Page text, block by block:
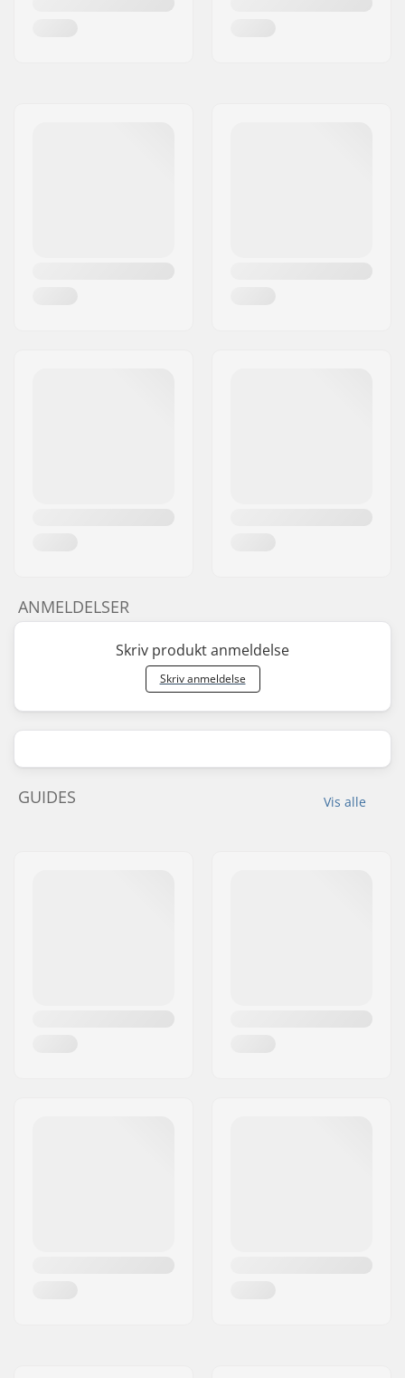
ANMELDELSER
Skriv produkt anmeldelse
Skriv anmeldelse
Vis alle
GUIDES